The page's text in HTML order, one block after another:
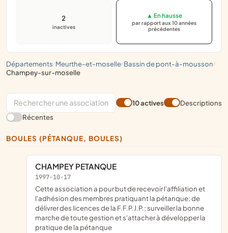
départements/ meurthe-et-moselle/ bassin de pont-à-mousson/
champey-sur-moselle
2
inactives
▲ En hausse
par rapport aux 10 années
précédentes
10 actives
Descriptions
Récentes
BOULES (PÉTANQUE, BOULES)
CHAMPEY PETANQUE
1997-10-17
cette association a pour but de recevoir l'affiliation et
l'adhésion des membres pratiquant la pétanque; de
délivrer des licences de la F.F.P.J.P.; surveiller la bonne
marche de toute gestion et s'attacher à développer la
pratique de la pétanque